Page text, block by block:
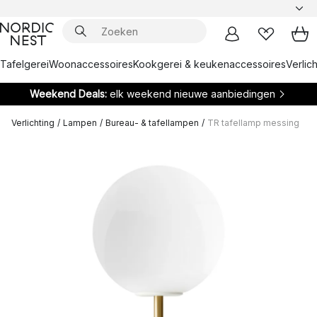
TafelgereiWoonaccessoiresKookgerei & keukenaccessoires
Weekend Deals: elk weekend nieuwe aanbiedingen
Verlichting / Lampen / Bureau- & tafellampen / TR tafellamp messing